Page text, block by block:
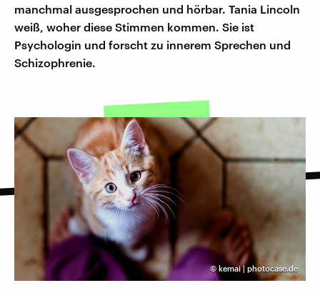
manchmal ausgesprochen und hörbar. Tania Lincoln
weiß, woher diese Stimmen kommen. Sie ist
Psychologin und forscht zu innerem Sprechen und
Schizophrenie.
© kemai | photocase.de